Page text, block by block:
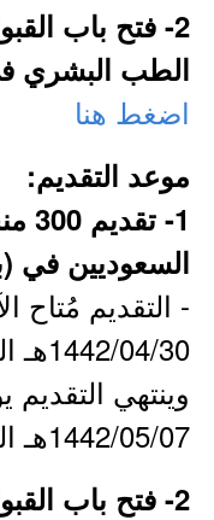
2- فتح باب
الطب البشري
اضغط هنا
موعد التقديم:
1-
السعوديين في
- التقديم مُتاح
وينتهي التقديم
1442/05/07هـ الموافق 2020/12/22م.
2- فتح باب